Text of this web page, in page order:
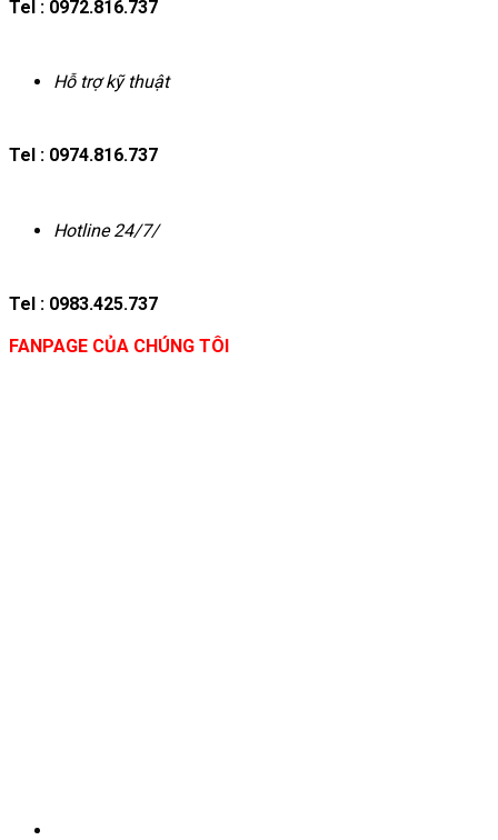
Tel : 0972.816.737
Hỗ trợ kỹ thuật
Tel : 0974.816.737
Hotline 24/7/
Tel : 0983.425.737
FANPAGE CỦA CHÚNG TÔI